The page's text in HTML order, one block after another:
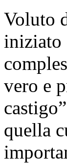
Voluto
iniziato
vero e
quella